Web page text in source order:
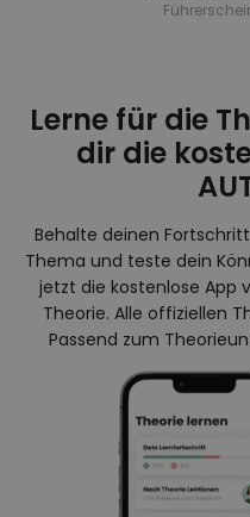
Lerne für die
dir die
Behalte deinen
Thema und teste dein
jetzt die kostenlose App
Theorie. Alle offiziellen
Passend zum